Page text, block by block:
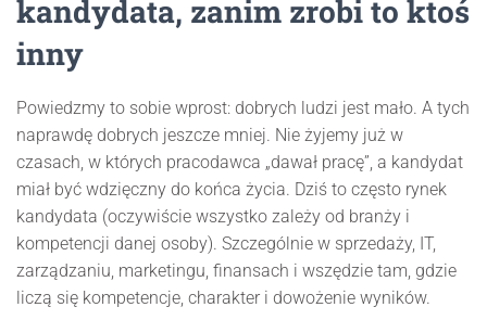
kandydata, zanim zrobi to ktoś
inny
Powiedzmy to sobie wprost: dobrych ludzi jest mało. A tych
naprawdę dobrych jeszcze mniej. Nie żyjemy już w
czasach, w których pracodawca „dawał pracę”, a kandydat
miał być wdzięczny do końca życia. Dziś to często rynek
kandydata (oczywiście wszystko zależy od branży i
kompetencji danej osoby). Szczególnie w sprzedaży, IT,
zarządzaniu, marketingu, finansach i wszędzie tam, gdzie
liczą się kompetencje, charakter i dowożenie wyników.